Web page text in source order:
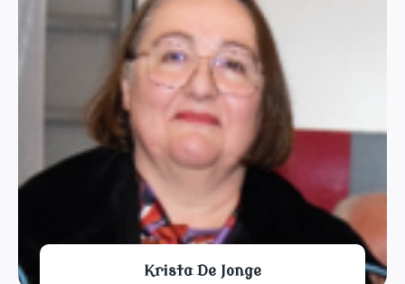
Krista De Jonge